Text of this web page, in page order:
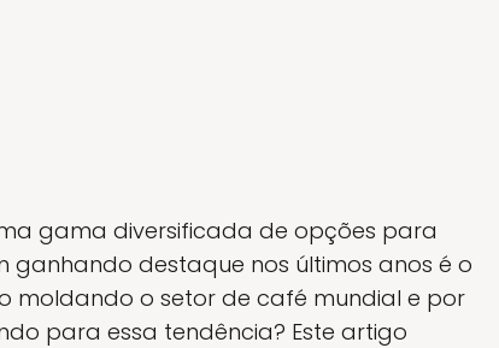
gama diversificada de opções para
ganhando destaque nos últimos anos é o
moldando o setor de café mundial e por
para essa tendência? Este artigo